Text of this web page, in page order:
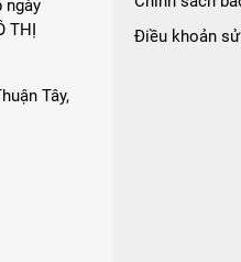
ngày
THỊ
Tây,
Điều khoản